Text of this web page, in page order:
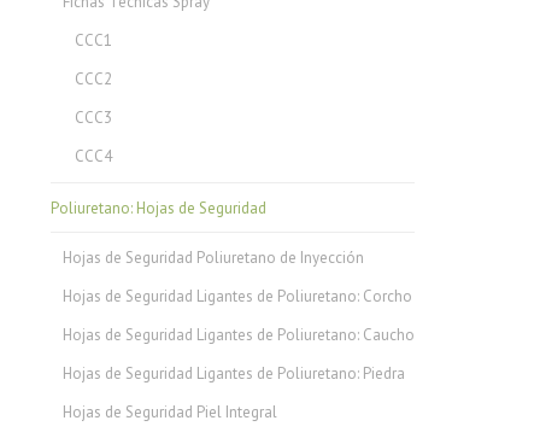
CCC1
CCC2
CCC3
CCC4
Poliuretano: Hojas de Seguridad
Hojas de Seguridad Poliuretano de Inyección
Hojas de Seguridad Ligantes de Poliuretano: Corcho
Hojas de Seguridad Ligantes de Poliuretano: Caucho
Hojas de Seguridad Ligantes de Poliuretano: Piedra
Hojas de Seguridad Piel Integral